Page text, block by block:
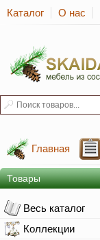
Каталог О нас
Главная
Товары
Весь каталог
Коллекции